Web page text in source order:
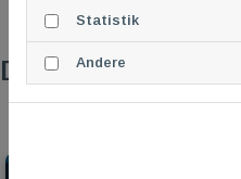
Das könnte dich
Statistik
Andere